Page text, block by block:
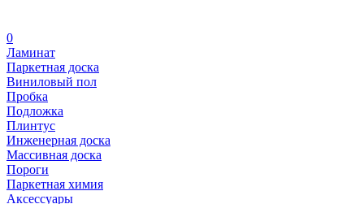
0
Ламинат
Паркетная доска
Виниловый пол
Пробка
Подложка
Плинтус
Инженерная доска
Массивная доска
Пороги
Паркетная химия
Аксессуары